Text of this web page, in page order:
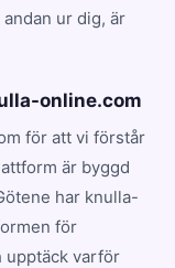
ur dig, är
online.com
för att vi förstår
är byggd
har knulla-
för
upptäck varför